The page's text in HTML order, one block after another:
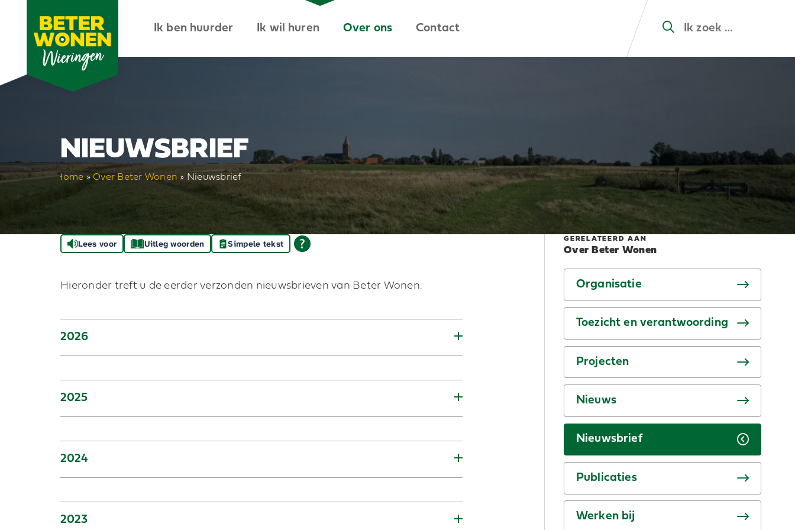
Ik ben huurder Ik wil huren Over ons Contact
NIEUWSBRIEF
Home » Over Beter Wonen » Nieuwsbrief
GERELATEERD AAN
Over Beter Wonen
Organisatie
Toezicht en verantwoording
Projecten
Nieuws
Nieuwsbrief
Publicaties
Werken bij
Lees voor Uitleg woorden Simpele tekst
Hieronder treft u de eerder verzonden nieuwsbrieven van Beter Wonen.
2026
2025
2024
2023